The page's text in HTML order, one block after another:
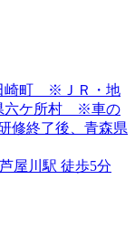
崎町 ※ＪＲ・地
六ケ所村 ※車の
修終了後、青森県
屋川駅 徒歩5分